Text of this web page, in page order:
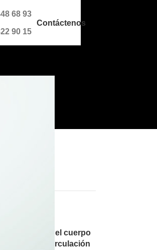
68 93
90 15
Contáctenos
Qué ocurre en el cuerpo
cuando falta circulación